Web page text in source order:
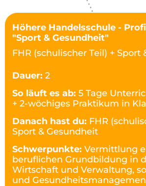
Höhere Handelsschule -
"Sport & Gesundheit"
FHR (schulischer Teil) + Sport
Dauer: 2
So läuft es ab: 5 Tage
+ 2-wöchiges Praktikum in
Danach hast du: FHR
Sport & Gesundheit
Schwerpunkte: Vermittlung
beruflichen Grundbildung in
Wirtschaft und Verwaltung,
und